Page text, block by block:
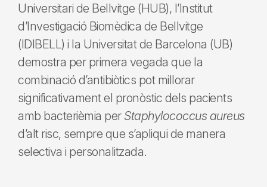
Universitari de Bellvitge (HUB), l’Institut
d’Investigació Biomèdica de Bellvitge
(IDIBELL) i la Universitat de Barcelona (UB)
demostra per primera vegada que la
combinació d’antibiòtics pot millorar
significativament el pronòstic dels pacients
amb bacterièmia per Staphylococcus aureus
d’alt risc, sempre que s’apliqui de manera
selectiva i personalitzada.